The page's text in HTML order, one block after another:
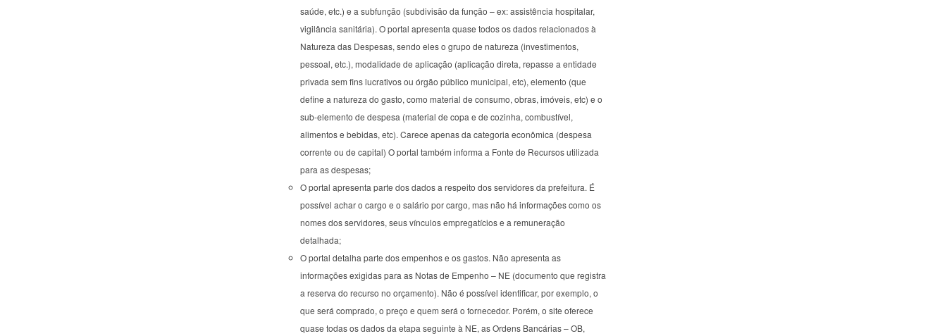
saúde, etc.) e a subfunção (subdivisão da função – ex: assistência hospitalar,
vigilância sanitária). O portal apresenta quase todos os dados relacionados à
Natureza das Despesas, sendo eles o grupo de natureza (investimentos,
pessoal, etc.), modalidade de aplicação (aplicação direta, repasse a entidade
privada sem fins lucrativos ou órgão público municipal, etc), elemento (que
define a natureza do gasto, como material de consumo, obras, imóveis, etc) e o
sub-elemento de despesa (material de copa e de cozinha, combustível,
alimentos e bebidas, etc). Carece apenas da categoria econômica (despesa
corrente ou de capital) O portal também informa a Fonte de Recursos utilizada
para as despesas;
O portal apresenta parte dos dados a respeito dos servidores da prefeitura. É
possível achar o cargo e o salário por cargo, mas não há informações como os
nomes dos servidores, seus vínculos empregatícios e a remuneração
detalhada;
O portal detalha parte dos empenhos e os gastos. Não apresenta as
informações exigidas para as Notas de Empenho – NE (documento que registra
a reserva do recurso no orçamento). Não é possível identificar, por exemplo, o
que será comprado, o preço e quem será o fornecedor. Porém, o site oferece
quase todas os dados da etapa seguinte à NE, as Ordens Bancárias – OB,